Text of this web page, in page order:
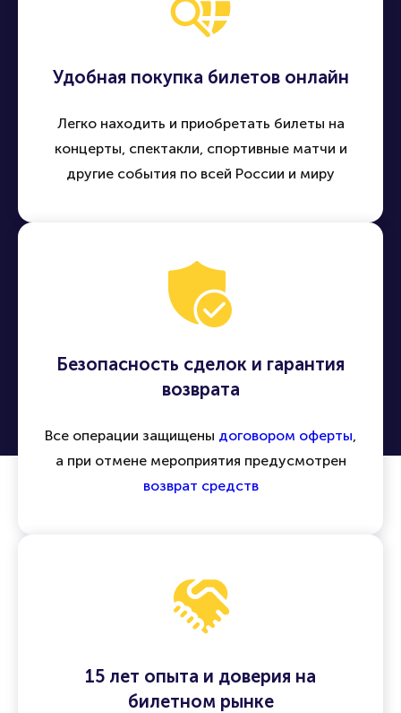
Удобная покупка билетов онлайн
Легко находить и приобретать билеты на
концерты, спектакли, спортивные матчи и
другие события по всей России и миру
Безопасность сделок и гарантия
возврата
Все операции защищены договором оферты,
а при отмене мероприятия предусмотрен
возврат средств
15 лет опыта и доверия на
билетном рынке